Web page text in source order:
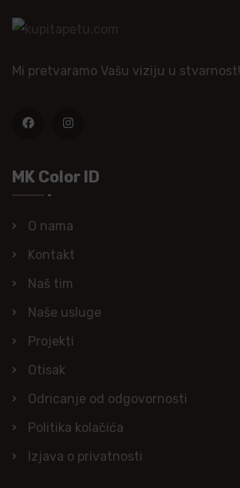
Mi pretvaramo Vašu viziju u stvarnost!
MK Color ID
O nama
Kontakt
Naš tim
Naše usluge
Projekti
Otisak
Odricanje od odgovornosti
Politika kolačića
Izjava o privatnosti